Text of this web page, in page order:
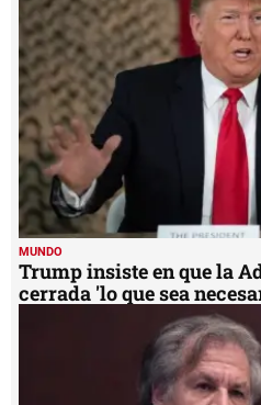
minutes,
11
seconds
MUNDO
Trump insiste en que la
cerrada 'lo que sea